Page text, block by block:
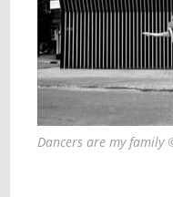
Dancers are my family